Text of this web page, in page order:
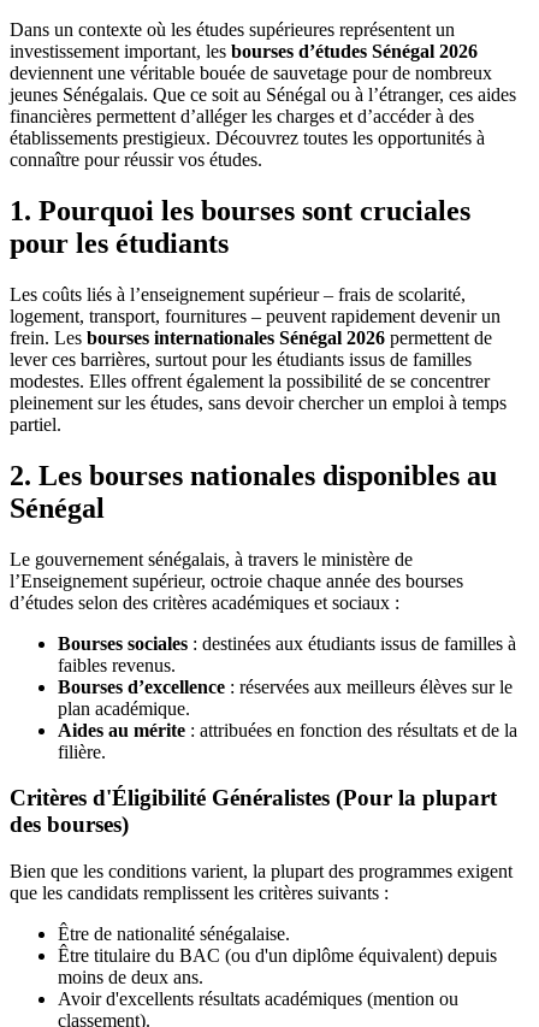
Dans un contexte où les études supérieures représentent un
investissement important, les bourses d’études Sénégal 2026
deviennent une véritable bouée de sauvetage pour de nombreux
jeunes Sénégalais. Que ce soit au Sénégal ou à l’étranger, ces aides
financières permettent d’alléger les charges et d’accéder à des
établissements prestigieux. Découvrez toutes les opportunités à
connaître pour réussir vos études.
1. Pourquoi les bourses sont cruciales
pour les étudiants
Les coûts liés à l’enseignement supérieur – frais de scolarité,
logement, transport, fournitures – peuvent rapidement devenir un
frein. Les bourses internationales Sénégal 2026 permettent de
lever ces barrières, surtout pour les étudiants issus de familles
modestes. Elles offrent également la possibilité de se concentrer
pleinement sur les études, sans devoir chercher un emploi à temps
partiel.
2. Les bourses nationales disponibles au
Sénégal
Le gouvernement sénégalais, à travers le ministère de
l’Enseignement supérieur, octroie chaque année des bourses
d’études selon des critères académiques et sociaux :
Bourses sociales : destinées aux étudiants issus de familles à
faibles revenus.
Bourses d’excellence : réservées aux meilleurs élèves sur le
plan académique.
Aides au mérite : attribuées en fonction des résultats et de la
filière.
Critères d'Éligibilité Généralistes (Pour la plupart
des bourses)
Bien que les conditions varient, la plupart des programmes exigent
que les candidats remplissent les critères suivants :
Être de nationalité sénégalaise.
Être titulaire du BAC (ou d'un diplôme équivalent) depuis
moins de deux ans.
Avoir d'excellents résultats académiques (mention ou
classement).